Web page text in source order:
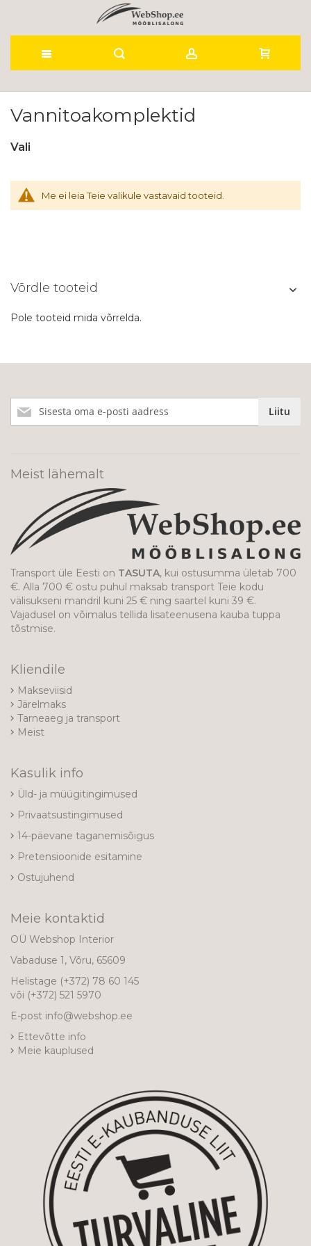
to
Vannitoakomplektid
Me ei leia Teie valikule vastavaid tooteid.
Vali
Võrdle tooteid
Pole tooteid mida võrrelda.
meie
Liitu
Meist lähemalt
Transport üle Eesti on TASUTA, kui ostusumma ületab 700
€. Alla 700 € ostu puhul maksab transport Teie kodu
välisukseni mandril kuni 25 € ning saartel kuni 39 €.
Vajadusel on võimalus tellida lisateenusena kauba tuppa
tõstmise.
Kliendile
Makseviisid
Järelmaks
Tarneaeg ja transport
Meist
Kasulik info
Üld- ja müügitingimused
Privaatsustingimused
14-päevane taganemisõigus
Pretensioonide esitamine
Ostujuhend
Meie kontaktid
OÜ Webshop Interior
Vabaduse 1, Võru, 65609
Helistage (+372) 78 60 145
või (+372) 521 5970
E-post info@webshop.ee
Ettevõtte info
Meie kauplused